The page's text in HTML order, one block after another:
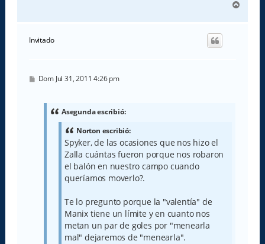
r
Invitado
M
Dom Jul 31, 2011 4:26 pm
Asegunda escribió:
Norton escribió:
Spyker, de las ocasiones que nos hizo el
Zalla cuántas fueron porque nos robaron
el balón en nuestro campo cuando
queríamos moverlo?.
Te lo pregunto porque la "valentía" de
Manix tiene un límite y en cuanto nos
metan un par de goles por "menearla
mal" dejaremos de "menearla".